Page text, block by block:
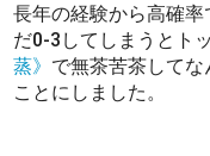
長年の経験から高確
だ0-3してしまうとト
蒸》 で無茶苦茶して
ことにしました。